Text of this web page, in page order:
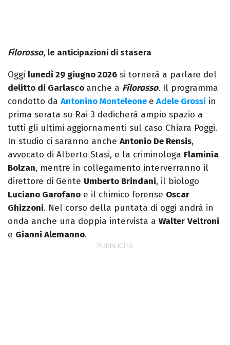
Filorosso, le anticipazioni di stasera
Oggi lunedì 29 giugno 2026 si tornerà a parlare del
delitto di Garlasco anche a Filorosso. Il programma
condotto da Antonino Monteleone e Adele Grossi in
prima serata su Rai 3 dedicherà ampio spazio a
tutti gli ultimi aggiornamenti sul caso Chiara Poggi.
In studio ci saranno anche Antonio De Rensis,
avvocato di Alberto Stasi, e la criminologa Flaminia
Bolzan, mentre in collegamento interverranno il
direttore di Gente Umberto Brindani, il biologo
Luciano Garofano e il chimico forense Oscar
Ghizzoni. Nel corso della puntata di oggi andrà in
onda anche una doppia intervista a Walter Veltroni
e Gianni Alemanno.